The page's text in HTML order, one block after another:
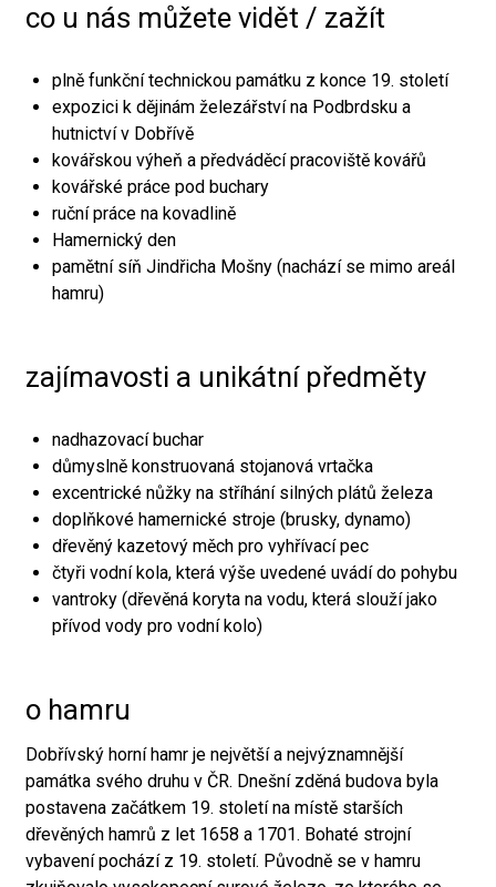
co u nás můžete vidět / zažít
plně funkční technickou památku z konce 19. století
expozici k dějinám železářství na Podbrdsku a
hutnictví v Dobřívě
kovářskou výheň a předváděcí pracoviště kovářů
kovářské práce pod buchary
ruční práce na kovadlině
Hamernický den
pamětní síň Jindřicha Mošny (nachází se mimo areál
hamru)
zajímavosti a unikátní předměty
nadhazovací buchar
důmyslně konstruovaná stojanová vrtačka
excentrické nůžky na stříhání silných plátů železa
doplňkové hamernické stroje (brusky, dynamo)
dřevěný kazetový měch pro vyhřívací pec
čtyři vodní kola, která výše uvedené uvádí do pohybu
vantroky (dřevěná koryta na vodu, která slouží jako
přívod vody pro vodní kolo)
o hamru
Dobřívský horní hamr je největší a nejvýznamnější
památka svého druhu v ČR. Dnešní zděná budova byla
postavena začátkem 19. století na místě starších
dřevěných hamrů z let 1658 a 1701. Bohaté strojní
vybavení pochází z 19. století. Původně se v hamru